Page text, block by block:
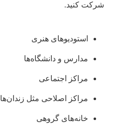
شرکت کنید.
استودیوهای هنری
مدارس و دانشگاه‌ها
مراکز اجتماعی
مراکز اصلاحی مثل زندان‌ها
خانه‌های گروهی